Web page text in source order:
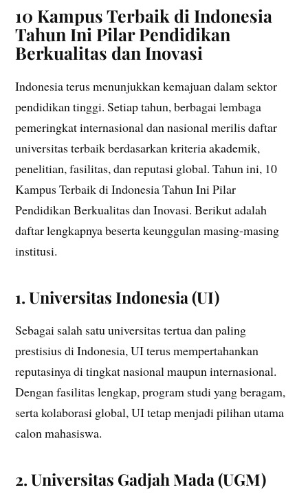
10 Kampus Terbaik di Indonesia
Tahun Ini Pilar Pendidikan
Berkualitas dan Inovasi
Indonesia terus menunjukkan kemajuan dalam sektor
pendidikan tinggi. Setiap tahun, berbagai lembaga
pemeringkat internasional dan nasional merilis daftar
universitas terbaik berdasarkan kriteria akademik,
penelitian, fasilitas, dan reputasi global. Tahun ini, 10
Kampus Terbaik di Indonesia Tahun Ini Pilar
Pendidikan Berkualitas dan Inovasi. Berikut adalah
daftar lengkapnya beserta keunggulan masing-masing
institusi.
1. Universitas Indonesia (UI)
Sebagai salah satu universitas tertua dan paling
prestisius di Indonesia, UI terus mempertahankan
reputasinya di tingkat nasional maupun internasional.
Dengan fasilitas lengkap, program studi yang beragam,
serta kolaborasi global, UI tetap menjadi pilihan utama
calon mahasiswa.
2. Universitas Gadjah Mada (UGM)